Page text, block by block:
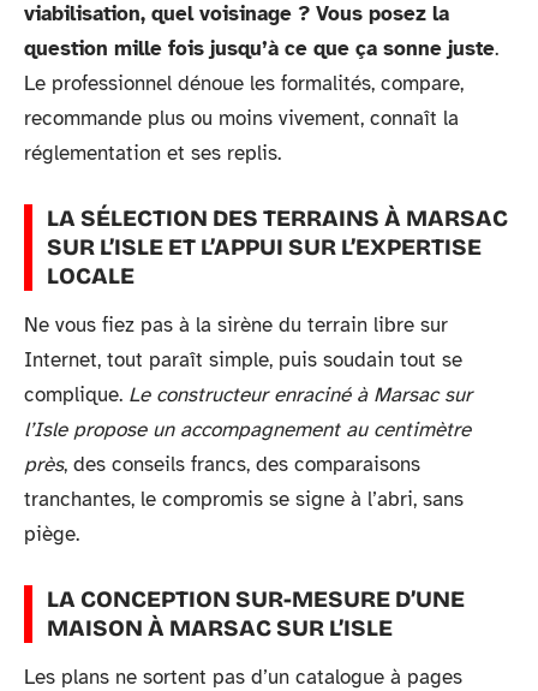
viabilisation, quel voisinage ? Vous posez la
question mille fois jusqu’à ce que ça sonne juste.
Le professionnel dénoue les formalités, compare,
recommande plus ou moins vivement, connaît la
réglementation et ses replis.
LA SÉLECTION DES TERRAINS À MARSAC
SUR L’ISLE ET L’APPUI SUR L’EXPERTISE
LOCALE
Ne vous fiez pas à la sirène du terrain libre sur
Internet, tout paraît simple, puis soudain tout se
complique. Le constructeur enraciné à Marsac sur
l’Isle propose un accompagnement au centimètre
près, des conseils francs, des comparaisons
tranchantes, le compromis se signe à l’abri, sans
piège.
LA CONCEPTION SUR-MESURE D’UNE
MAISON À MARSAC SUR L’ISLE
Les plans ne sortent pas d’un catalogue à pages